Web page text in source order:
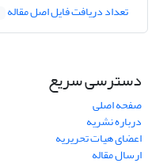
تعداد دریافت فایل اصل مقاله
دسترسی سریع
صفحه اصلی
درباره نشریه
اعضای هیات تحریریه
ارسال مقاله